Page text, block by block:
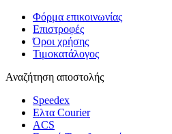
Φόρμα επικοινωνίας
Επιστροφές
Όροι χρήσης
Τιμοκατάλογος
Αναζήτηση αποστολής
Speedex
Ελτα Courier
ACS